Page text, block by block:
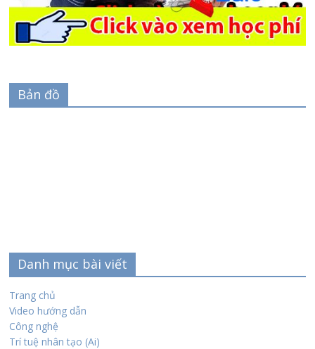
Bản đồ
Danh mục bài viết
Trang chủ
Video hướng dẫn
Công nghệ
Trí tuệ nhân tạo (Ai)